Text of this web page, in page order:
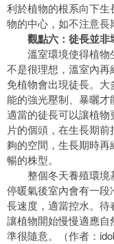
利於植物的根系向下
物的中心，如不注意長
觀點六：徒長並非
溫室環境使得植物
不是很理想，溫室內
免植物會出現徒長。
能的強光壓制、暴曬才
適當的徒長可以讓植
片的個頭，在生長期
夠的空間，生長期時
暢的株型。
整個冬天養殖環境
停暖氣後室內會有一
長速度，適當控水。待
讓植物開始慢慢適應
準很隨意。（作者：